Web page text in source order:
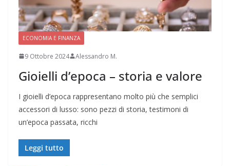
ECONOMIA E FINANZA
9 Ottobre 2024 Alessandro M.
Gioielli d’epoca – storia e valore
I gioielli d’epoca rappresentano molto più che semplici
accessori di lusso: sono pezzi di storia, testimoni di
un’epoca passata, ricchi
Leggi tutto